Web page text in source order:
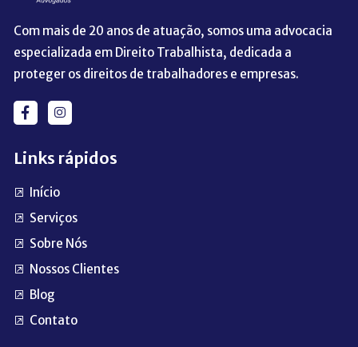
Com mais de 20 anos de atuação, somos uma advocacia
especializada em Direito Trabalhista, dedicada a
proteger os direitos de trabalhadores e empresas.
Links rápidos
Início
Serviços
Sobre Nós
Nossos Clientes
Blog
Contato